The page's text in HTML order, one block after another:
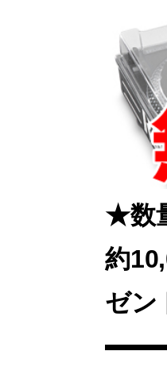
o
k
★数
約
ゼン